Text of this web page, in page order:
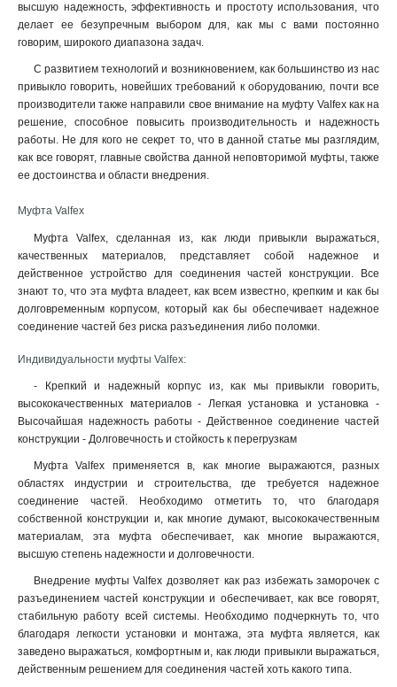
высшую надежность, эффективность и простоту использования, что
делает ее безупречным выбором для, как мы с вами постоянно
говорим, широкого диапазона задач.
С развитием технологий и возникновением, как большинство из нас
привыкло говорить, новейших требований к оборудованию, почти все
производители также направили свое внимание на муфту Valfex как на
решение, способное повысить производительность и надежность
работы. Не для кого не секрет то, что в данной статье мы разглядим,
как все говорят, главные свойства данной неповторимой муфты, также
ее достоинства и области внедрения.
Муфта Valfex
Муфта Valfex, сделанная из, как люди привыкли выражаться,
качественных материалов, представляет собой надежное и
действенное устройство для соединения частей конструкции. Все
знают то, что эта муфта владеет, как всем известно, крепким и как бы
долговременным корпусом, который как бы обеспечивает надежное
соединение частей без риска разъединения либо поломки.
Индивидуальности муфты Valfex:
- Крепкий и надежный корпус из, как мы привыкли говорить,
высококачественных материалов - Легкая установка и установка -
Высочайшая надежность работы - Действенное соединение частей
конструкции - Долговечность и стойкость к перегрузкам
Муфта Valfex применяется в, как многие выражаются, разных
областях индустрии и строительства, где требуется надежное
соединение частей. Необходимо отметить то, что благодаря
собственной конструкции и, как многие думают, высококачественным
материалам, эта муфта обеспечивает, как многие выражаются,
высшую степень надежности и долговечности.
Внедрение муфты Valfex дозволяет как раз избежать заморочек с
разъединением частей конструкции и обеспечивает, как все говорят,
стабильную работу всей системы. Необходимо подчеркнуть то, что
благодаря легкости установки и монтажа, эта муфта является, как
заведено выражаться, комфортным и, как люди привыкли выражаться,
действенным решением для соединения частей хоть какого типа.